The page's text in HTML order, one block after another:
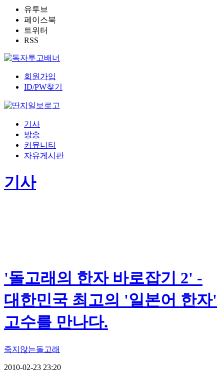
유투브
페이스북
트위터
RSS
회원가입
ID/PW찾기
기사
방송
커뮤니티
자유게시판
기사
'돌고래의 한자 바로잡기 2' -
대한민국 최고의 '일본어 한자'
고수를 만나다.
죽지않는돌고래
2010-02-23 23:20